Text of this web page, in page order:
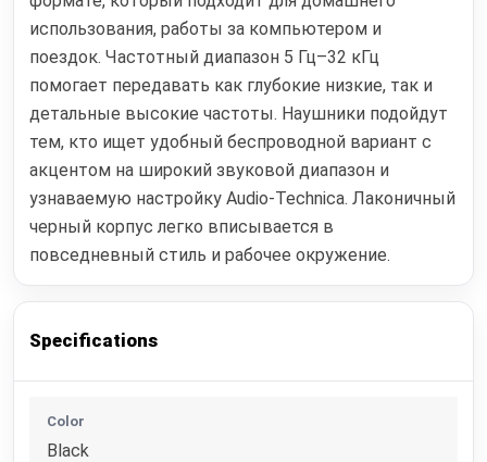
использования, работы за компьютером и
поездок. Частотный диапазон 5 Гц–32 кГц
помогает передавать как глубокие низкие, так и
детальные высокие частоты. Наушники подойдут
тем, кто ищет удобный беспроводной вариант с
акцентом на широкий звуковой диапазон и
узнаваемую настройку Audio-Technica. Лаконичный
черный корпус легко вписывается в
повседневный стиль и рабочее окружение.
Specifications
Color
Black